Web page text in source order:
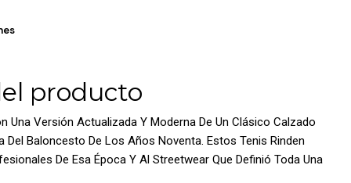
producto
Una Versión Actualizada Y Moderna De Un Clásico Calzado
Del Baloncesto De Los Años Noventa. Estos Tenis Rinden
De Esa Época Y Al Streetwear Que Definió Toda Una